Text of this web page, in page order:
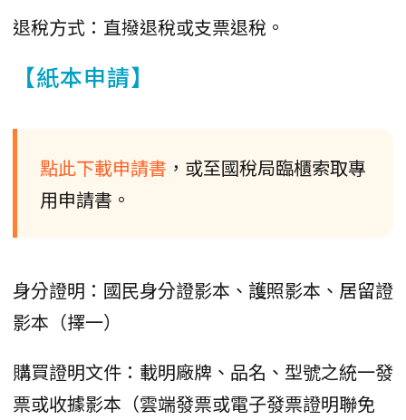
退稅方式：直撥退稅或支票退稅。
【紙本申請】
點此下載申請書 ，或至國稅局臨櫃索取專
用申請書。
身分證明：國民身分證影本、護照影本、居留證
影本（擇一）
購買證明文件：載明廠牌、品名、型號之統一發
票或收據影本（雲端發票或電子發票證明聯免